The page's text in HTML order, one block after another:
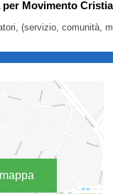
per Movimento
(servizio, comunità,